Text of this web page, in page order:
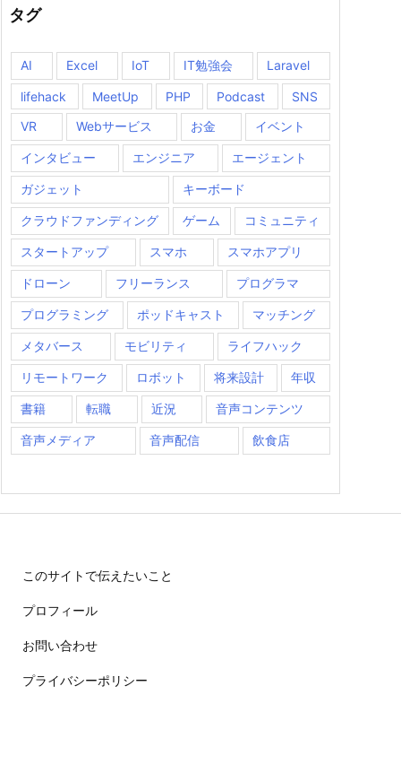
タグ
AI Excel IoT IT勉強会 Laravel
lifehack MeetUp PHP Podcast
SNS
VR
Webサービス お金 イベント
インタビュー エンジニア エージェント
ガジェット キーボード
クラウドファンディング ゲーム コミュニティ
スタートアップ スマホ スマホアプリ
ドローン フリーランス プログラマ
プログラミング ポッドキャスト マッチング
メタバース モビリティ ライフハック
リモートワーク ロボット 将来設計 年収
書籍 転職 近況 音声コンテンツ
音声メディア 音声配信 飲食店
このサイトで伝えたいこと
プロフィール
お問い合わせ
プライバシーポリシー